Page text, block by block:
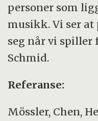
personer som
musikk. Vi ser at
seg når vi spiller
Schmid.
Referanse:
Mössler, Chen,